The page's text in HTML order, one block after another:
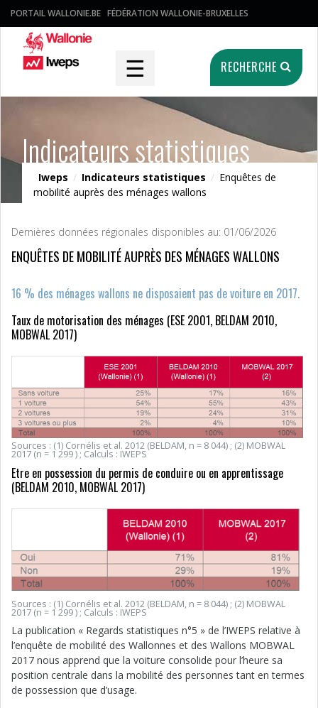
PORTAIL WALLONIE.BE FÉDÉRATION WALLONIE-BRUXELLES
☰ RECHERCHE
Indicateurs statistiques
Iweps / Indicateurs statistiques / Enquêtes de
mobilité auprès des ménages wallons
Dernières données régionales disponibles au: 01/06/2026
ENQUÊTES DE MOBILITÉ AUPRÈS DES MÉNAGES WALLONS
16 % des ménages wallons ne disposaient pas de voiture en 2017.
Taux de motorisation des ménages (ESE 2001, BELDAM 2010,
MOBWAL 2017)
Sources : (1) Cornélis et al. 2012 (BELDAM, n = 8 044) ; (2) MOBWAL
2017 (n = 1 299 ) ; Calculs : IWEPS
Etre en possession du permis de conduire ou en apprentissage
(BELDAM 2010, MOBWAL 2017)
Sources : (1) Cornélis et al. 2012 (BELDAM, n = 8 044) ; (2) MOBWAL
2017 (n = 1 299 ) ; Calculs : IWEPS
La publication « Regards statistiques n°5 » de l’IWEPS relative à
l’enquête de mobilité des Wallonnes et des Wallons MOBWAL
2017 nous apprend que la voiture consolide pour l’heure sa
position centrale dans la mobilité des personnes tant en termes
de possession que d’usage.